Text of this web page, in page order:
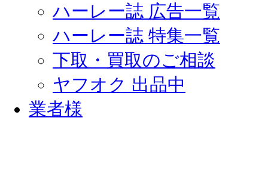
ハーレー誌 広告一覧
ハーレー誌 特集一覧
下取・買取のご相談
ヤフオク 出品中
業者様